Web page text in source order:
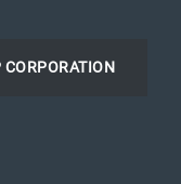
CORPORATION